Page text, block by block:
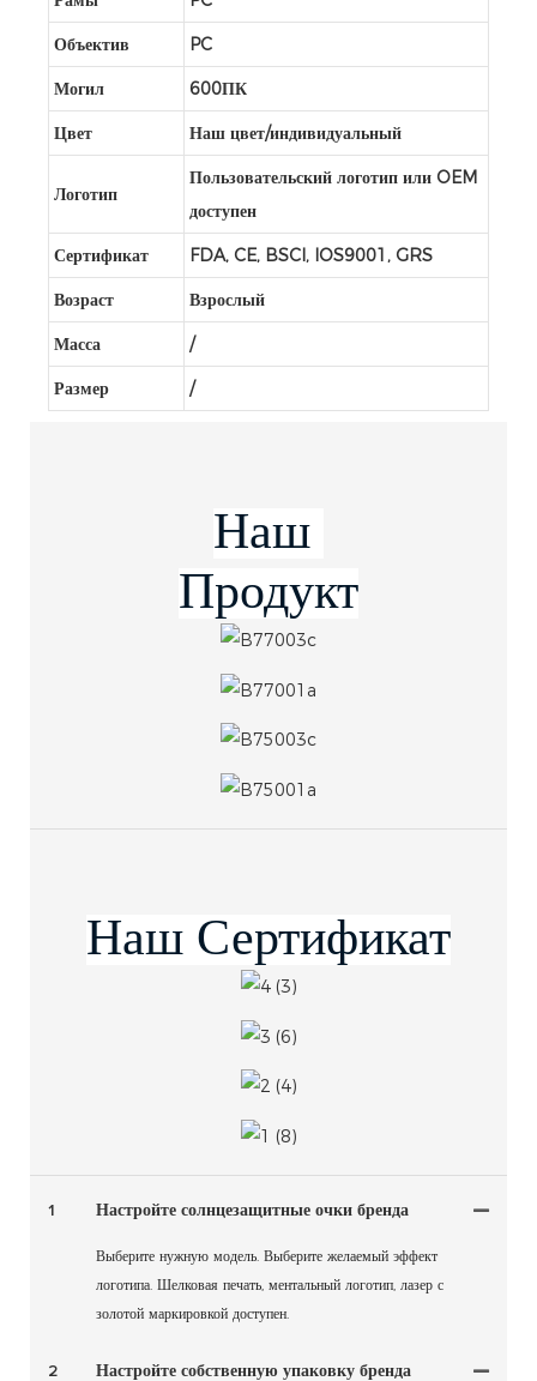
Объектив PC
Могил 600ПК
Цвет Наш цвет/индивидуальный
Логотип
Пользовательский логотип или OEM
доступен
Сертификат FDA, CE, BSCI, IOS9001, GRS
Возраст Взрослый
Масса /
Размер /
Продукт
1 Настройте солнцезащитные очки бренда
Выберите нужную модель. Выберите желаемый эффект
логотипа. Шелковая печать, ментальный логотип, лазер с
золотой маркировкой доступен.
2 Настройте собственную упаковку бренда